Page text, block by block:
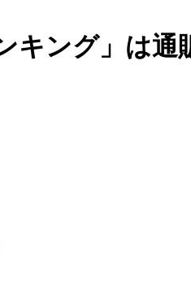
キング」は